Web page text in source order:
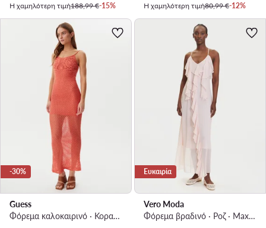
Η χαμηλότερη τιμή188,99 €-15%
Η χαμηλότερη τιμή80,99 €-12%
-30%
Guess
Φόρεμα καλοκαιρινό · Κοραλλί · Maxi
Ευκαιρία
Vero Moda
Φόρεμα βραδινό · Ροζ · Maxi, Ασύμμετρο